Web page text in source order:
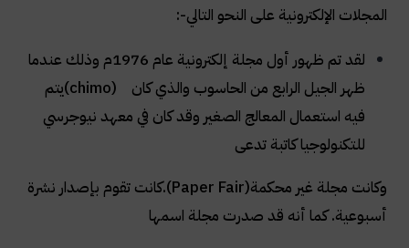
المجلات الإلكترونية على النحو التالي:-
لقد تم ظهور أول مجلة إلكترونية عام 1976م وذلك عندما
ظهر الجيل الرابع من الحاسوب والذي كان (chimo)يتم
فيه استعمال المعالج الصغير وقد كان في معهد نيوجرسي
للتكنولوجيا كاتبة تدعى
وكانت مجلة غير محكمة.(Paper Fair)كانت تقوم بإصدار نشرة
أسبوعية. كما أنه قد صدرت مجلة اسمها